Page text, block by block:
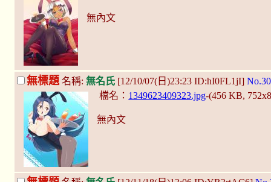
無內文
無標題 名稱: 無名氏 [12/10/07(日)23:23 ID:hI0FL1jI]
檔名： 1349623409323.jpg-(456 KB,
無內文